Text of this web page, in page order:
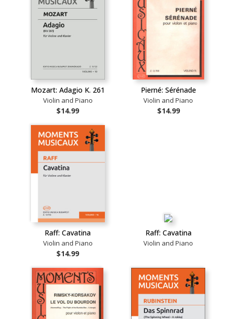
Mozart: Adagio K. 261
Violin and Piano
$14.99
Pierné: Sérénade
Violin and Piano
$14.99
Raff: Cavatina
Violin and Piano
$14.99
Raff: Cavatina
Violin and Piano